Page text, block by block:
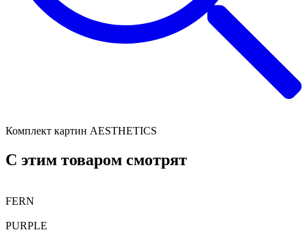
Комплект картин AESTHETICS
C этим товаром смотрят
FERN
PURPLE